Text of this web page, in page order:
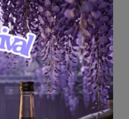
的女人，
得到解決。
女性角色之一。
、梔子花、罌粟花）為基